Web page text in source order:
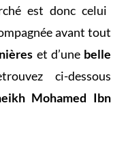
est donc celui
avant tout
et d’une belle
ci-dessous
Mohamed Ibn